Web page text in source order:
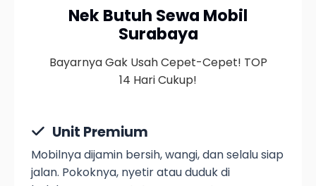
Nek Butuh Sewa Mobil
Surabaya
Bayarnya Gak Usah Cepet-Cepet! TOP
14 Hari Cukup!
Unit Premium
Mobilnya dijamin bersih, wangi, dan selalu siap
jalan. Pokoknya, nyetir atau duduk di